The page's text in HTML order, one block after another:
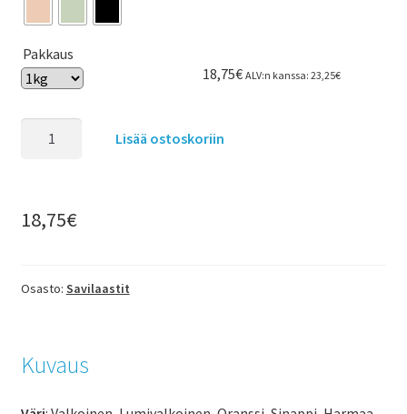
Pakkaus
18,75€ ALV:n kanssa: 23,25€
Lisää ostoskoriin
18,75€
Osasto: Savilaastit
Kuvaus